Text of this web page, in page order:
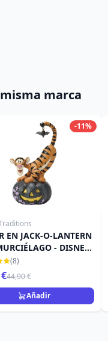
marca
-11%
EN JACK-O-LANTERN
- DISNEY
(8)
44,90 €
Añadir